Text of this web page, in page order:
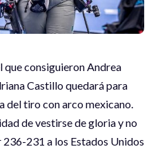
que consiguieron Andrea
Castillo quedará para
del tiro con arco mexicano.
de vestirse de gloria y no
231 a los Estados Unidos